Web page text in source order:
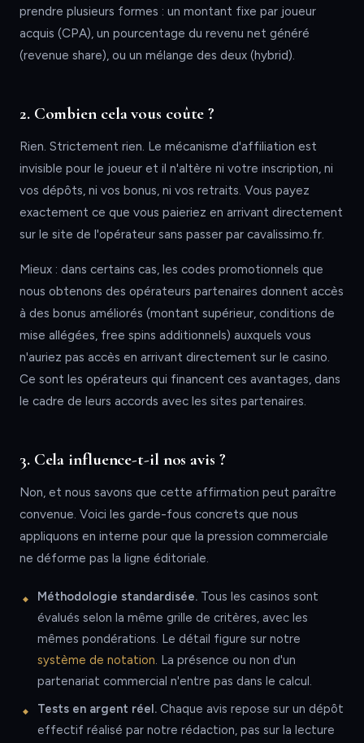
prendre plusieurs formes : un montant fixe par joueur
acquis (CPA), un pourcentage du revenu net généré
(revenue share), ou un mélange des deux (hybrid).
2. Combien cela vous coûte ?
Rien. Strictement rien. Le mécanisme d'affiliation est
invisible pour le joueur et il n'altère ni votre inscription, ni
vos dépôts, ni vos bonus, ni vos retraits. Vous payez
exactement ce que vous paieriez en arrivant directement
sur le site de l'opérateur sans passer par cavalissimo.fr.
Mieux : dans certains cas, les codes promotionnels que
nous obtenons des opérateurs partenaires donnent accès
à des bonus améliorés (montant supérieur, conditions de
mise allégées, free spins additionnels) auxquels vous
n'auriez pas accès en arrivant directement sur le casino.
Ce sont les opérateurs qui financent ces avantages, dans
le cadre de leurs accords avec les sites partenaires.
3. Cela influence-t-il nos avis ?
Non, et nous savons que cette affirmation peut paraître
convenue. Voici les garde-fous concrets que nous
appliquons en interne pour que la pression commerciale
ne déforme pas la ligne éditoriale.
Méthodologie standardisée. Tous les casinos sont
évalués selon la même grille de critères, avec les
mêmes pondérations. Le détail figure sur notre
système de notation. La présence ou non d'un
partenariat commercial n'entre pas dans le calcul.
Tests en argent réel. Chaque avis repose sur un dépôt
effectif réalisé par notre rédaction, pas sur la lecture